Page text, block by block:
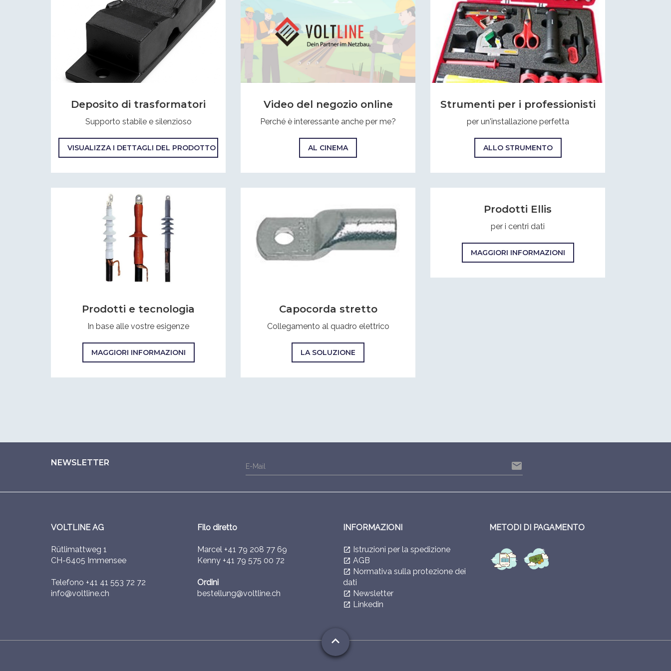
Deposito di trasformatori
Supporto stabile e silenzioso
VISUALIZZA I DETTAGLI DEL PRODOTTO
Video del negozio online
Perché è interessante anche per me?
AL CINEMA
Strumenti per i professionisti
per un'installazione perfetta
ALLO STRUMENTO
Prodotti e tecnologia
In base alle vostre esigenze
MAGGIORI INFORMAZIONI
Capocorda stretto
Collegamento al quadro elettrico
LA SOLUZIONE
Prodotti Ellis
per i centri dati
MAGGIORI INFORMAZIONI
NEWSLETTER E-Mail email
VOLTLINE AG
Rütlimattweg 1
CH-6405 Immensee
Telefono +41 41 553 72 72
info@voltline.ch
Filo diretto
Marcel +41 79 208 77 69
Kenny +41 79 575 00 72
Ordini
bestellung@voltline.ch
INFORMAZIONI
launch Istruzioni per la spedizione
launch AGB
launch Normativa sulla protezione dei
dati
launch Newsletter
launch Linkedin
METODI DI PAGAMENTO
expand_less